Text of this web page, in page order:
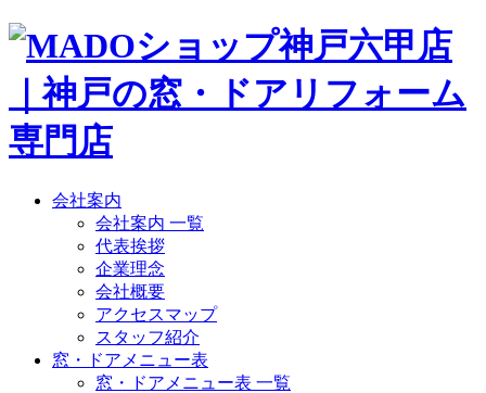
会社案内
会社案内 一覧
代表挨拶
企業理念
会社概要
アクセスマップ
スタッフ紹介
窓・ドアメニュー表
窓・ドアメニュー表 一覧